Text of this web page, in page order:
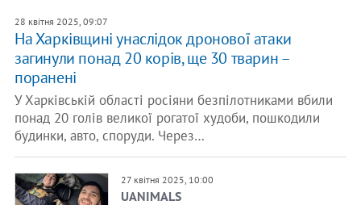
28 квітня 2025, 09:07
На Харківщині унаслідок дронової атаки
загинули понад 20 корів, ще 30 тварин –
поранені
У Харківській області росіяни безпілотниками вбили
понад 20 голів великої рогатої худоби, пошкодили
будинки, авто, споруди. Через…
27 квітня 2025, 10:00
UANIMALS